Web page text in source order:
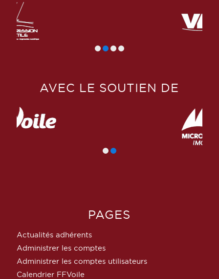
AVEC LE SOUTIEN DE
PAGES
Actualités adhérents
Administrer les comptes
Administrer les comptes utilisateurs
Calendrier FFVoile